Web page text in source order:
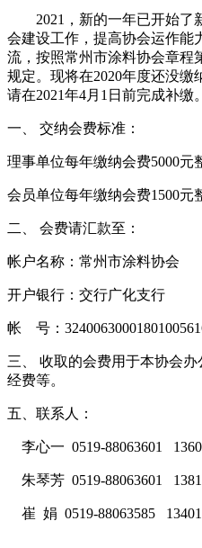
2021，新的一年已开始了
会建设工作，提高协会运作能
流，按照常州市涂料协会章程
规定。现将在2020年度还没缴
请在2021年4月1日前完成补缴。
一、 交纳会费标准：
理事单位每年缴纳会费5000元
会员单位每年缴纳会费1500元
二、 会费请汇款至：
帐户名称：常州市涂料协会
开户银行：交行广化支行
帐 号：
三、 收取的会费用于本协会
经费等。
五、联系人：
李心一 0519-88063601
朱琴芳 0519-88063601
崔 娟 0519-88063585